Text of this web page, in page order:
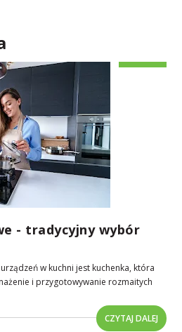
- tradycyjny wybór
w kuchni jest kuchenka, która
i przygotowywanie rozmaitych
CZYTAJ DALEJ